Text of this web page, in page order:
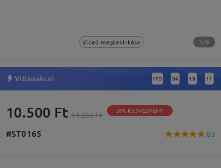
Videó megtekintése 1/9
Villámakció 17D : 04 : 18 : 10
10.500 Ft 14.235 Ft 26% KEDVEZMÉNY
#ST0165 83